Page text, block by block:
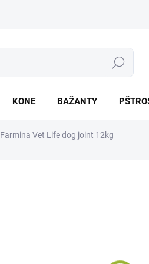
Hľadať
KONE BAŽANTY
Farmina Vet Life dog joint 12kg